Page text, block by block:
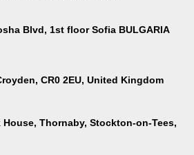
Blvd, 1st floor Sofia BULGARIA
CR0 2EU, United Kingdom
House, Thornaby, Stockton-on-Tees,